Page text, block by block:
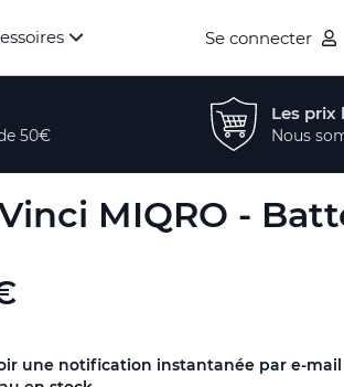
Se connecter
50€
Les prix
Nous
MIQRO -
une notification instantanée par e-